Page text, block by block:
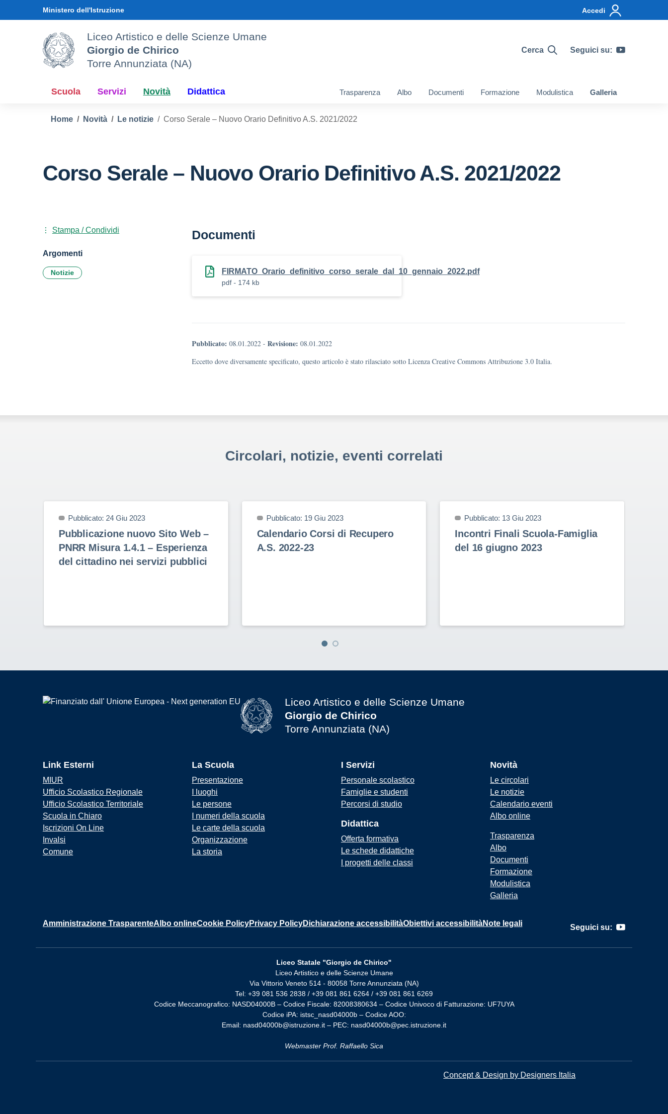
Ministero dell'Istruzione Accedi
Liceo Artistico e delle Scienze Umane
Giorgio de Chirico
Torre Annunziata (NA)
Cerca Seguici su:
Scuola Servizi Novità Didattica Trasparenza Albo Documenti Formazione Modulistica Galleria
Home Novità Le notizie Corso Serale – Nuovo Orario Definitivo A.S. 2021/2022
Corso Serale – Nuovo Orario Definitivo A.S. 2021/2022
Documenti
FIRMATO_Orario_definitivo_corso_serale_dal_10_gennaio_2022.pdf
pdf - 174 kb
Pubblicato: 08.01.2022 - Revisione: 08.01.2022
Eccetto dove diversamente specificato, questo articolo è stato rilasciato sotto Licenza Creative Commons Attribuzione 3.0 Italia.
Stampa / Condividi
Argomenti
Notizie
Circolari, notizie, eventi correlati
Pubblicato: 24 Giu 2023
Pubblicazione nuovo Sito Web –
PNRR Misura 1.4.1 – Esperienza
del cittadino nei servizi pubblici
Pubblicato: 19 Giu 2023
Calendario Corsi di Recupero
A.S. 2022-23
Pubblicato: 13 Giu 2023
Incontri Finali Scuola-Famiglia
del 16 giugno 2023
Liceo Artistico e delle Scienze Umane
Giorgio de Chirico
Torre Annunziata (NA)
Link Esterni
MIUR
Ufficio Scolastico Regionale
Ufficio Scolastico Territoriale
Scuola in Chiaro
Iscrizioni On Line
Invalsi
Comune
La Scuola
Presentazione
I luoghi
Le persone
I numeri della scuola
Le carte della scuola
Organizzazione
La storia
I Servizi
Personale scolastico
Famiglie e studenti
Percorsi di studio
Didattica
Offerta formativa
Le schede didattiche
I progetti delle classi
Novità
Le circolari
Le notizie
Calendario eventi
Albo online
Trasparenza
Albo
Documenti
Formazione
Modulistica
Galleria
Amministrazione TrasparenteAlbo onlineCookie PolicyPrivacy PolicyDichiarazione accessibilitàObiettivi accessibilitàNote legali Seguici su:
Liceo Statale "Giorgio de Chirico"
Liceo Artistico e delle Scienze Umane
Via Vittorio Veneto 514 - 80058 Torre Annunziata (NA)
Tel: +39 081 536 2838 / +39 081 861 6264 / +39 081 861 6269
Codice Meccanografico: NASD04000B – Codice Fiscale: 82008380634 – Codice Univoco di Fatturazione: UF7UYA
Codice iPA: istsc_nasd04000b – Codice AOO:
Email: nasd04000b@istruzione.it – PEC: nasd04000b@pec.istruzione.it
Webmaster Prof. Raffaello Sica
Concept & Design by Designers Italia